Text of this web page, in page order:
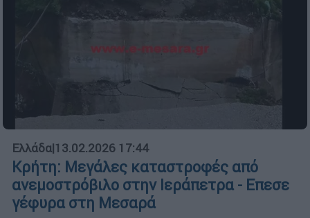
Ελλάδα|13.02.2026 17:44
Κρήτη: Μεγάλες καταστροφές από
ανεμοστρόβιλο στην Ιεράπετρα - Επεσε
γέφυρα στη Μεσαρά